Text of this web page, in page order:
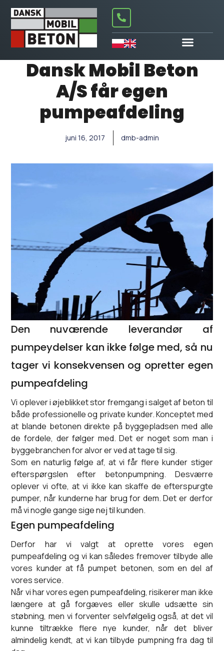
Dansk Mobil Beton
A/S får egen
pumpeafdeling
juni 16, 2017 dmb-admin
Den nuværende leverandør af
pumpeydelser kan ikke følge med, så nu
tager vi konsekvensen og opretter egen
pumpeafdeling
Vi oplever i øjeblikket stor fremgang i salget af beton til
både professionelle og private kunder. Konceptet med
at blande betonen direkte på byggepladsen med alle
de fordele, der følger med. Det er noget som man i
byggebranchen for alvor er ved at tage til sig.
Som en naturlig følge af, at vi får flere kunder stiger
efterspørgslen efter betonpumpning. Desværre
oplever vi ofte, at vi ikke kan skaffe de efterspurgte
pumper, når kunderne har brug for dem. Det er derfor
må vi nogle gange sige nej til kunden.
Egen pumpeafdeling
Derfor har vi valgt at oprette vores egen
pumpeafdeling og vi kan således fremover tilbyde alle
vores kunder at få pumpet betonen, som en del af
vores service.
Når vi har vores egen pumpeafdeling, risikerer man ikke
længere at gå forgæves eller skulle udsætte sin
støbning, men vi forventer selvfølgelig også, at det vil
kunne tiltrække flere nye kunder, når det bliver
almindelig kendt, at vi kan tilbyde pumpning fra dag til